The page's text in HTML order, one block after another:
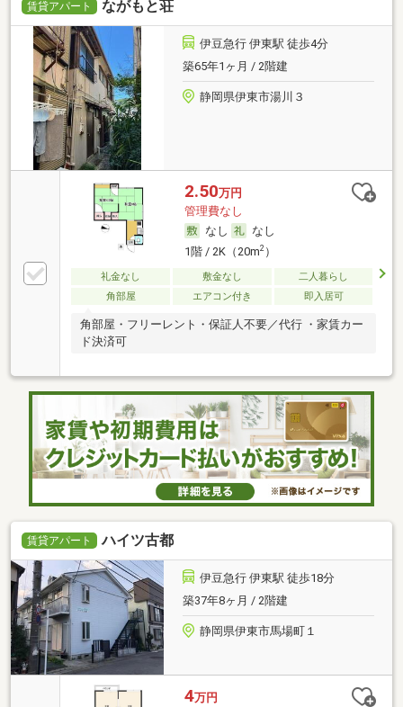
賃貸アパート ながもと荘
伊豆急行 伊東駅 徒歩4分
築65年1ヶ月 / 2階建
静岡県伊東市湯川３
2.50万円
管理費なし
なし
なし
1階 / 2K（20m2）
礼金なし 敷金なし
二人暮らし
角部屋
エアコン付き 即入居可
角部屋・フリーレント・保証人不要／代行 ・家賃カー
ド決済可
賃貸アパート ハイツ古都
伊豆急行 伊東駅 徒歩18分
築37年8ヶ月 / 2階建
静岡県伊東市馬場町１
4万円